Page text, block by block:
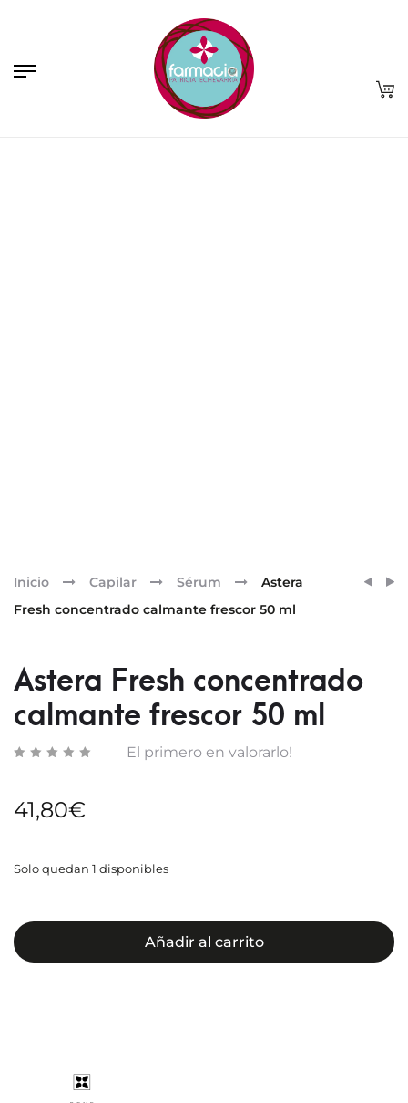
Inicio Capilar Sérum
Astera
Fresh concentrado calmante frescor 50 ml
Astera Fresh concentrado
calmante frescor 50 ml
El primero en valorarlo!
41,80€
Solo quedan 1 disponibles
Añadir al carrito